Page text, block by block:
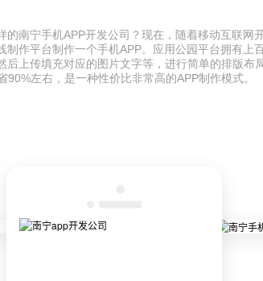
南宁手机APP开发公司？现在，随着移动互联网
作平台制作一个手机APP。应用公园平台拥有上
上传填充对应的图片文字等，进行简单的排版布
左右，是一种性价比非常高的APP制作模式。